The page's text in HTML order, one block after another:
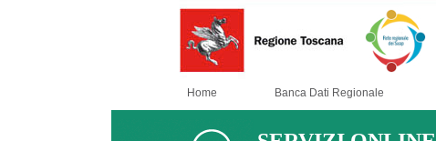
Home Banca Dati Regionale